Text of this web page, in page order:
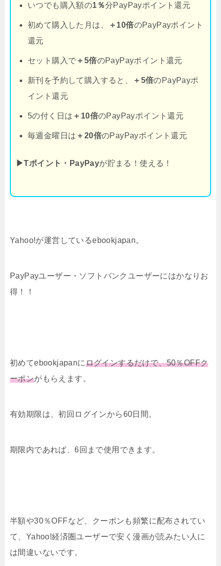
いつでも購入額の1％分PayPayポイント還元
初めて購入した月は、 ＋10倍のPayPayポイント
還元
セット購入で ＋5倍のPayPayポイント還元
新刊を予約して購入すると、 ＋5倍のPayPayポ
イント還元
5の付く日は ＋10倍のPayPayポイント還元
毎週金曜日は ＋20倍のPayPayポイント還元
▶Tポイント・PayPayが貯まる！使える！
Yahoo!が運営しているebookjapan。
PayPayユーザー・ソフトバンクユーザーにはかなりお
得！！
初めてebookjapanにログインするだけで、50％OFFク
ーポンがもらえます。
有効期限は、初回ログインから60日間。
期限内であれば、6回まで使用できます。
半額や30％OFFなど、クーポンも頻繁に配布されてい
て、Yahoo!経済圏ユーザーで安く漫画が読みたい人に
は間違いないです。